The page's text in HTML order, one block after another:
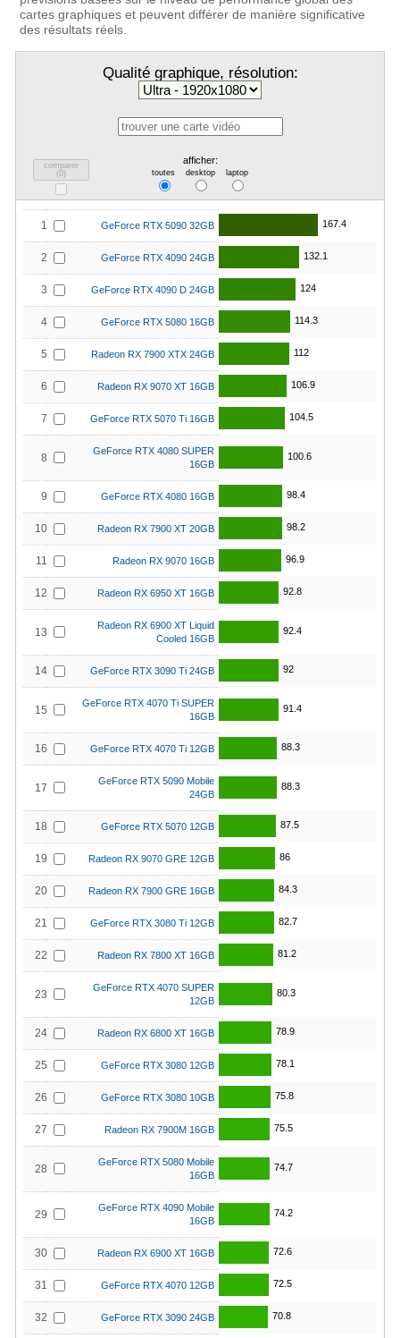
cartes graphiques et peuvent différer de manière significative
des résultats réels.
Qualité graphique, résolution:
comparer
(0)
afficher:
toutes desktop laptop
1 GeForce RTX 5090 32GB 167.4
2 GeForce RTX 4090 24GB 132.1
3 GeForce RTX 4090 D 24GB 124
4 GeForce RTX 5080 16GB 114.3
5 Radeon RX 7900 XTX 24GB 112
6 Radeon RX 9070 XT 16GB 106.9
7 GeForce RTX 5070 Ti 16GB 104.5
8
GeForce RTX 4080 SUPER
16GB
100.6
9 GeForce RTX 4080 16GB 98.4
10 Radeon RX 7900 XT 20GB 98.2
11 Radeon RX 9070 16GB 96.9
12 Radeon RX 6950 XT 16GB 92.8
13
Radeon RX 6900 XT Liquid
Cooled 16GB
92.4
14 GeForce RTX 3090 Ti 24GB 92
15
GeForce RTX 4070 Ti SUPER
16GB
91.4
16 GeForce RTX 4070 Ti 12GB 88.3
17
GeForce RTX 5090 Mobile
24GB
88.3
18 GeForce RTX 5070 12GB 87.5
19 Radeon RX 9070 GRE 12GB 86
20 Radeon RX 7900 GRE 16GB 84.3
21 GeForce RTX 3080 Ti 12GB 82.7
22 Radeon RX 7800 XT 16GB 81.2
23
GeForce RTX 4070 SUPER
12GB
80.3
24 Radeon RX 6800 XT 16GB 78.9
25 GeForce RTX 3080 12GB 78.1
26 GeForce RTX 3080 10GB 75.8
27 Radeon RX 7900M 16GB 75.5
28
GeForce RTX 5080 Mobile
16GB
74.7
29
GeForce RTX 4090 Mobile
16GB
74.2
30 Radeon RX 6900 XT 16GB 72.6
31 GeForce RTX 4070 12GB 72.5
32 GeForce RTX 3090 24GB 70.8